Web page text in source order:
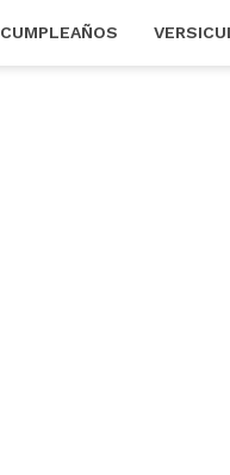
CUMPLEAÑOS